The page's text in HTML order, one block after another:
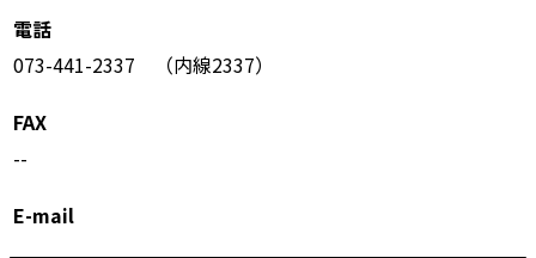
電話
073-441-2337 （内線2337）
FAX
--
E-mail